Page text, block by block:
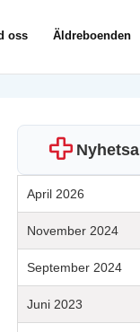
oss Äldreboenden
April 2026
November 2024
September 2024
Juni 2023